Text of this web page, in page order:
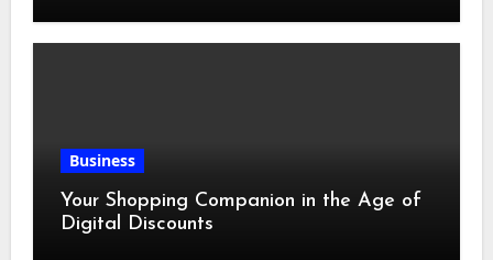
Business
Your Shopping Companion in the Age of
Digital Discounts